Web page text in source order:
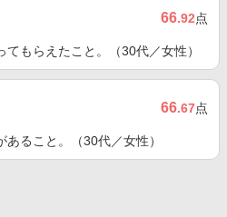
66.92点
てもらえたこと。（30代／女性）
66.67点
ること。（30代／女性）